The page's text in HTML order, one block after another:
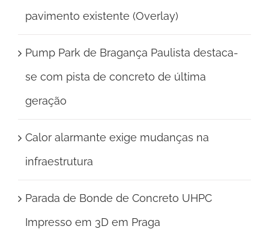
pavimento existente (Overlay)
Pump Park de Bragança Paulista destaca-
se com pista de concreto de última
geração
Calor alarmante exige mudanças na
infraestrutura
Parada de Bonde de Concreto UHPC
Impresso em 3D em Praga